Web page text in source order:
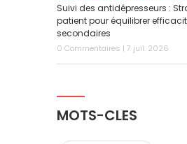
Suivi des antidépresseurs :
patient pour équilibrer
secondaires
0 Commentaires | 7 juil. 2026
MOTS-CLES